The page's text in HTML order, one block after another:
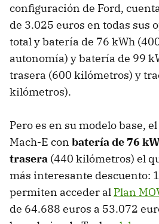
configuración de Ford,
de 3.025 euros en todas sus
total y batería de 76 kWh
autonomía) y batería de 99
trasera (600 kilómetros) y
kilómetros).
Pero es en su modelo base,
Mach-E con batería de 76
trasera (440 kilómetros) el
más interesante descuento:
permiten acceder al Plan
de 64.688 euros a 53.072